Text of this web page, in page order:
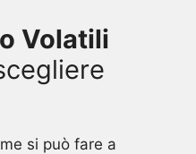
Volatili
si può fare a